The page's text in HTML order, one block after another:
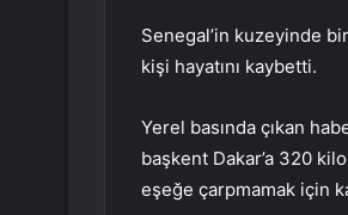
Senegal’in kuzeyinde
kişi hayatını kaybetti.
Yerel basında çıkan
başkent Dakar’a 320
eşeğe çarpmamak için